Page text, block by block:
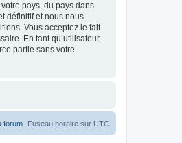
pays, du pays dans
définitif et nous nous
Vous acceptez le fait
En tant qu’utilisateur,
partie sans votre
Fuseau horaire sur UTC
forum